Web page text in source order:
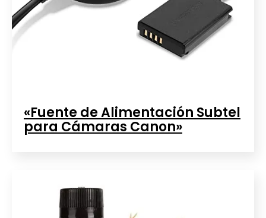
«Fuente de Alimentación Subtel
para Cámaras Canon»